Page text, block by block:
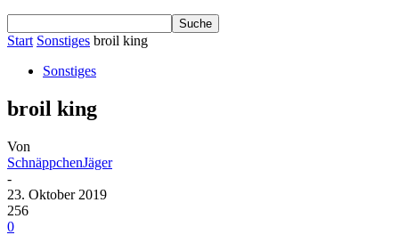
Start Sonstiges broil king
Sonstiges
broil king
Von
SchnäppchenJäger
-
23. Oktober 2019
256
0